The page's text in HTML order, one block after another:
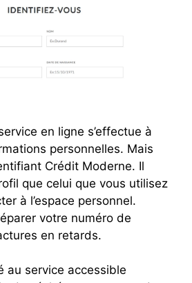
en ligne s’effectue à
personnelles. Mais
Crédit Moderne. Il
que celui que vous utilisez
à l’espace personnel.
votre numéro de
en retards.
au service accessible